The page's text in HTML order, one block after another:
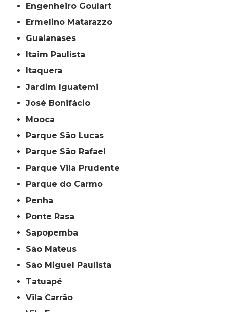
Engenheiro Goulart
Ermelino Matarazzo
Guaianases
Itaim Paulista
Itaquera
Jardim Iguatemi
José Bonifácio
Mooca
Parque São Lucas
Parque São Rafael
Parque Vila Prudente
Parque do Carmo
Penha
Ponte Rasa
Sapopemba
São Mateus
São Miguel Paulista
Tatuapé
Vila Carrão